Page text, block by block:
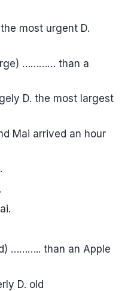
most urgent D.
………… than a
D. the most largest
Mai arrived an hour
……….. than an Apple
D. old